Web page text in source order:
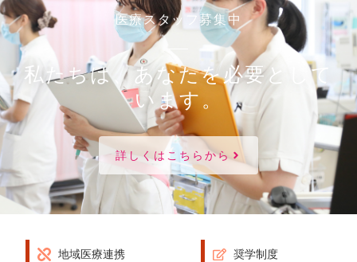
医療スタッフ募集中
私たちは、あなたを必要として
います。
詳しくはこちらから
地域医療連携 奨学制度